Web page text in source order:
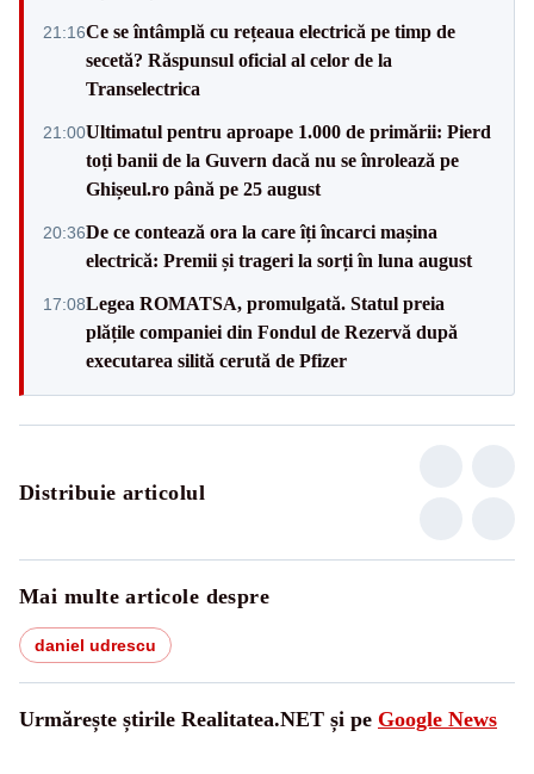
21:16Ce se întâmplă cu rețeaua electrică pe timp de
secetă? Răspunsul oficial al celor de la
Transelectrica
21:00Ultimatul pentru aproape 1.000 de primării: Pierd
toți banii de la Guvern dacă nu se înrolează pe
Ghișeul.ro până pe 25 august
20:36De ce contează ora la care îți încarci mașina
electrică: Premii și trageri la sorți în luna august
17:08Legea ROMATSA, promulgată. Statul preia
plățile companiei din Fondul de Rezervă după
executarea silită cerută de Pfizer
Distribuie articolul
Mai multe articole despre
daniel udrescu
Urmărește știrile Realitatea.NET și pe Google News